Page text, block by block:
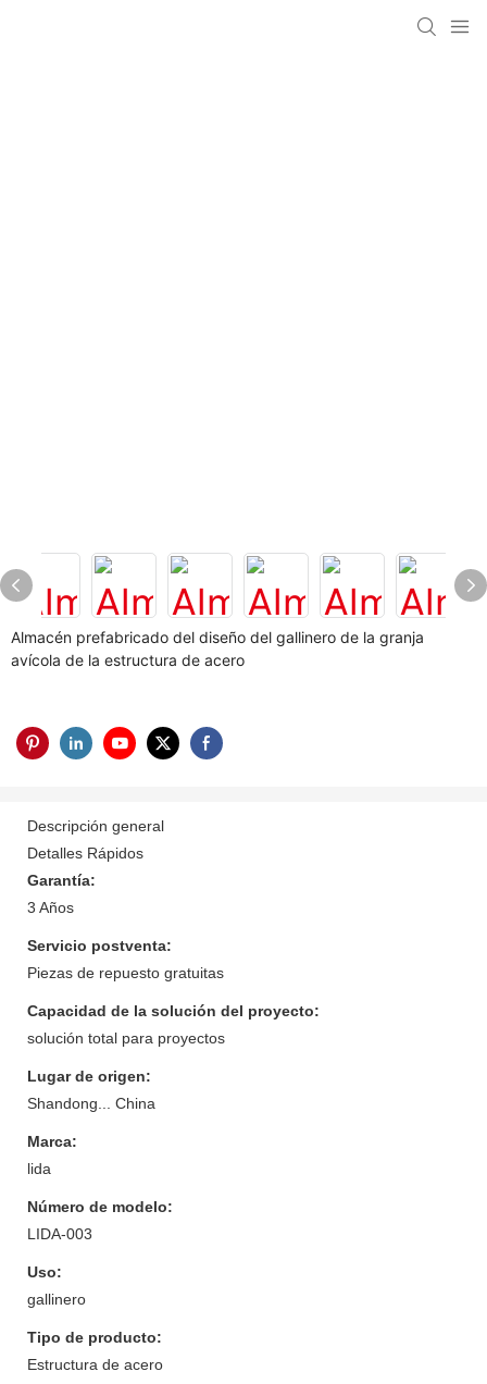
Almacén prefabricado del diseño del gallinero de la granja
avícola de la estructura de acero
Descripción general
Detalles Rápidos
Garantía:
3 Años
Servicio postventa:
Piezas de repuesto gratuitas
Capacidad de la solución del proyecto:
solución total para proyectos
Lugar de origen:
Shandong... China
Marca:
lida
Número de modelo:
LIDA-003
Uso:
gallinero
Tipo de producto:
Estructura de acero